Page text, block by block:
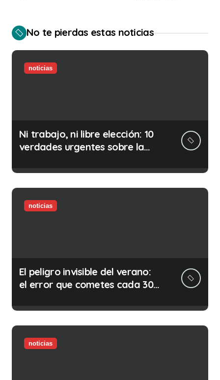
No te pierdas estas noticias
noticias
Ni trabajo, ni libre elección: 10
verdades urgentes sobre la
noticias
El peligro invisible del verano:
el error que cometes cada 30
ilegalidad que te puede costar
la vida)
noticias